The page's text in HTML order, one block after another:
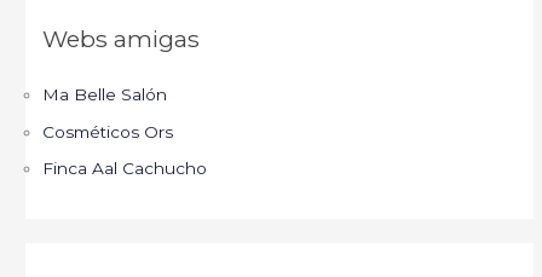
Webs amigas
Ma Belle Salón
Cosméticos Ors
Finca Aal Cachucho